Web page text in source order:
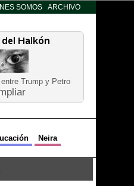
SOMOS ARCHIVO
Trump y Petro
Neira